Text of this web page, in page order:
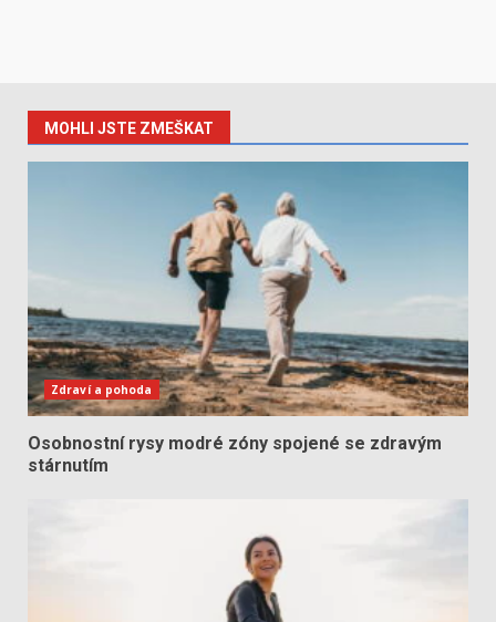
MOHLI JSTE ZMEŠKAT
Zdraví a pohoda
Osobnostní rysy modré zóny spojené se zdravým
stárnutím